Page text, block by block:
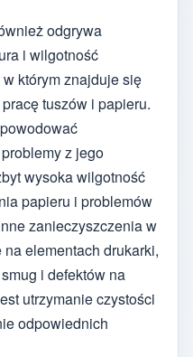
odgrywa
i wilgotność
którym znajduje się
tuszów i papieru.
z jego
wysoka wilgotność
papieru i problemów
zanieczyszczenia w
elementach drukarki,
i defektów na
utrzymanie czystości
odpowiednich